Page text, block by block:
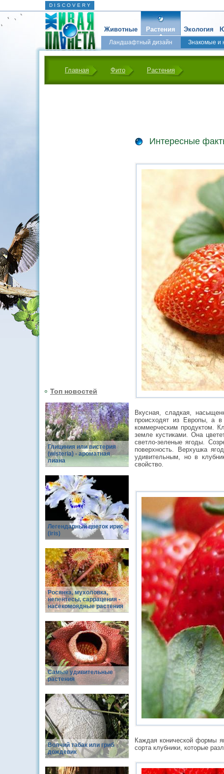
D I S C O V E R Y
Животные Растения
Ландшафтный дизайн Знакомые и
Экология
Главная Фито Растения
Топ новостей
Глициния или вистерия
(wisteria) - ароматная
лиана
Легендарный цветок ирис
(iris)
Росянка, мухоловка,
непентесы, саррацения -
насекомоядные растения
Самые удивительные
растения
Волчий табак или гриб
дождевик
Интересные
Вкусная, сладкая,
происходят из Европы, а
коммерческим продуктом.
земле кустиками. Она
светло-зеленые ягоды.
поверхность. Верхушка
удивительным, но в
свойство.
Каждая конической формы
сорта клубники, которые